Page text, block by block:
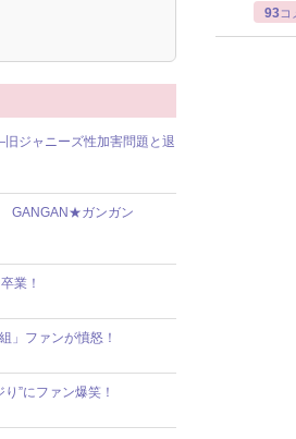
ジャニーズ性加害問題と退
GANGAN★ガンガン
業！
」ファンが憤怒！
”にファン爆笑！
93コ